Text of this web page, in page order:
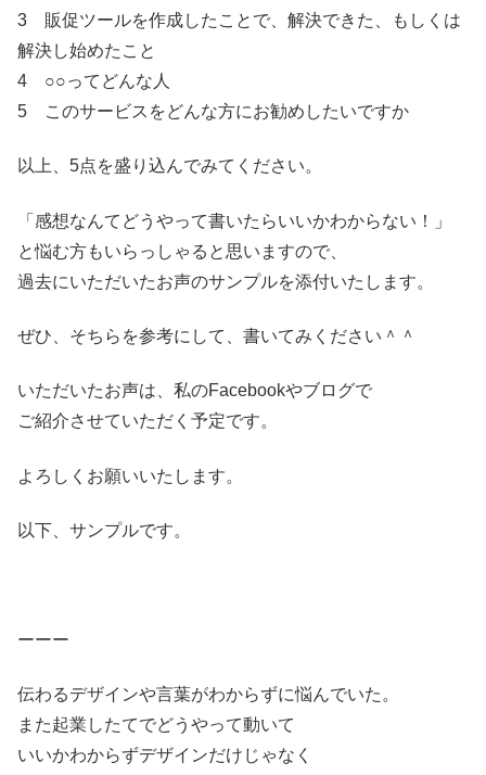
3 販促ツールを作成したことで、解決できた、
もしくは
解決し始めたこと
4 ○○ってどんな人
5 このサービスをどんな方にお勧めしたいですか
以上、5点を盛り込んでみてください。
「感想なんてどうやって書いたらいいかわからない！」
と悩む方もいらっしゃると思いますので、
過去にいただいたお声のサンプルを添付いたします。
ぜひ、そちらを参考にして、書いてみください＾＾
いただいたお声は、私のFacebookやブログで
ご紹介させていただく予定です。
よろしくお願いいたします。
以下、サンプルです。
ーーー
伝わるデザインや言葉がわからずに悩んでいた。
また起業したてでどうやって動いて
いいかわからずデザインだけじゃなく